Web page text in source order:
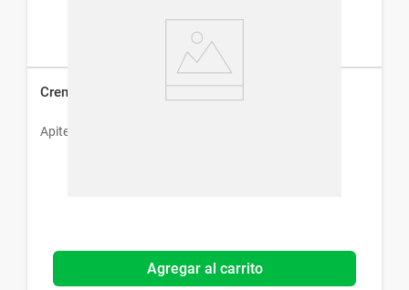
Crema Ordeñe Apiter con Dosificador x 250 g
Apiter
Agregar al carrito